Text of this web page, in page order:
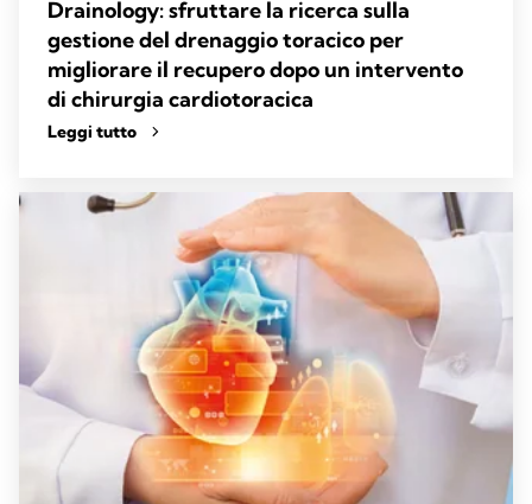
Drainology: sfruttare la ricerca sulla
gestione del drenaggio toracico per
migliorare il recupero dopo un intervento
di chirurgia cardiotoracica
Leggi tutto